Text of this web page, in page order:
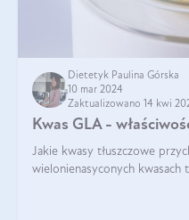
Dietetyk Paulina Górska
10 mar 2024
Zaktualizowano 14 kwi
Kwas GLA -
Jakie kwasy tłuszczowe
wielonienasyconych kwasach